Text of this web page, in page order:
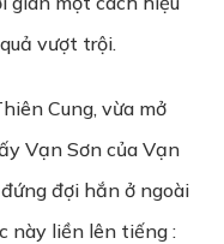
vượt trội.
Cung, vừa mở
Vạn Sơn của Vạn
đợi hắn ở ngoài
này liền lên tiếng :